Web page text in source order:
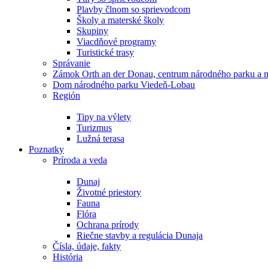
Plavby člnom so sprievodcom
Školy a materské školy
Skupiny
Viacdňové programy
Turistické trasy
Správanie
Zámok Orth an der Donau, centrum národného parku a
Dom národného parku Viedeň-Lobau
Región
Tipy na výlety
Turizmus
Lužná terasa
Poznatky
Príroda a veda
Dunaj
Životné priestory
Fauna
Flóra
Ochrana prírody
Riečne stavby a regulácia Dunaja
Čísla, údaje, fakty
História